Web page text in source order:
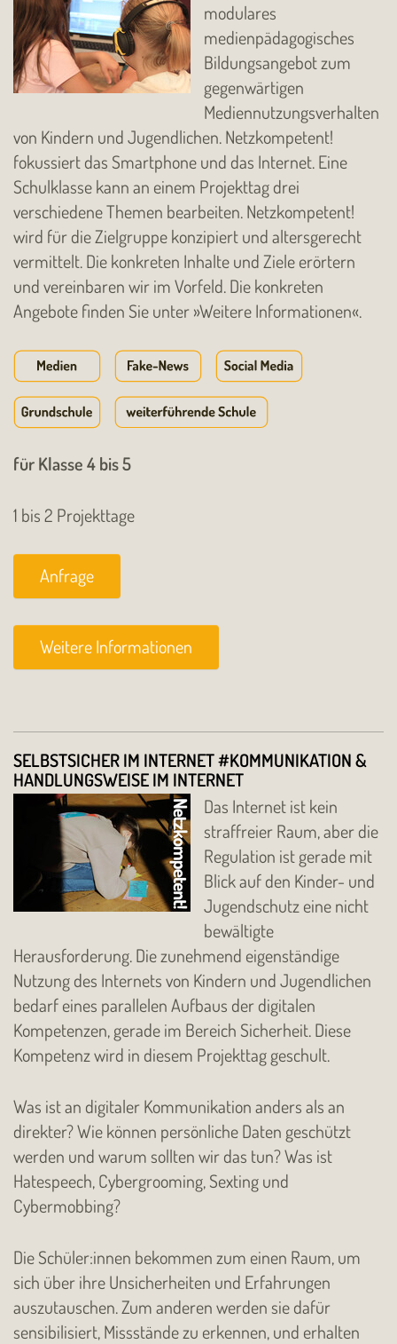
modulares
medienpädagogisches
Bildungsangebot zum
gegenwärtigen
Mediennutzungsverhalten
von Kindern und Jugendlichen. Netzkompetent!
fokussiert das Smartphone und das Internet. Eine
Schulklasse kann an einem Projekttag drei
verschiedene Themen bearbeiten. Netzkompetent!
wird für die Zielgruppe konzipiert und altersgerecht
vermittelt. Die konkreten Inhalte und Ziele erörtern
und vereinbaren wir im Vorfeld. Die konkreten
Angebote finden Sie unter »Weitere Informationen«.
für Klasse 4 bis 5
1 bis 2 Projekttage
Anfrage
Weitere Informationen
SELBSTSICHER IM INTERNET #KOMMUNIKATION &
HANDLUNGSWEISE IM INTERNET
Das Internet ist kein
straffreier Raum, aber die
Regulation ist gerade mit
Blick auf den Kinder- und
Jugendschutz eine nicht
bewältigte
Herausforderung. Die zunehmend eigenständige
Nutzung des Internets von Kindern und Jugendlichen
bedarf eines parallelen Aufbaus der digitalen
Kompetenzen, gerade im Bereich Sicherheit. Diese
Kompetenz wird in diesem Projekttag geschult.
Was ist an digitaler Kommunikation anders als an
direkter? Wie können persönliche Daten geschützt
werden und warum sollten wir das tun? Was ist
Hatespeech, Cybergrooming, Sexting und
Cybermobbing?
Die Schüler:innen bekommen zum einen Raum, um
sich über ihre Unsicherheiten und Erfahrungen
auszutauschen. Zum anderen werden sie dafür
sensibilisiert, Missstände zu erkennen, und erhalten